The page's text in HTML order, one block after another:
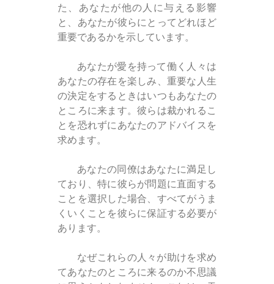
た、あなたが他の人に与える影響
と、あなたが彼らにとってどれほど
重要であるかを示しています。
あなたが愛を持って働く人々は
あなたの存在を楽しみ、重要な人生
の決定をするときはいつもあなたの
ところに来ます。彼らは裁かれるこ
とを恐れずにあなたのアドバイスを
求めます。
あなたの同僚はあなたに満足し
ており、特に彼らが問題に直面する
ことを選択した場合、すべてがうま
くいくことを彼らに保証する必要が
あります。
なぜこれらの人々が助けを求め
てあなたのところに来るのか不思議